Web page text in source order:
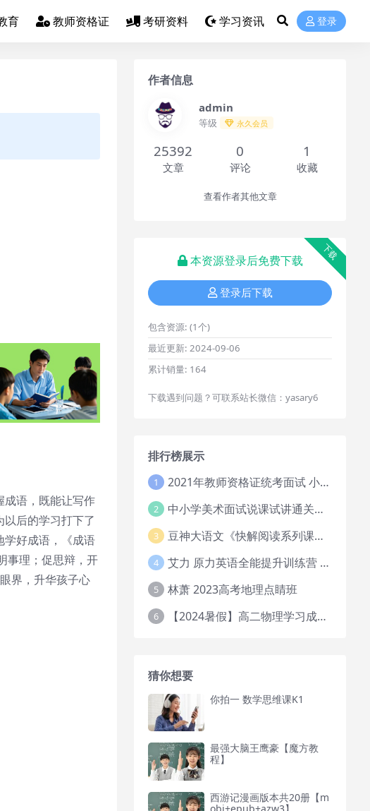
育 教师资格证 考研资料 学习资讯 登录
成语，既能让写作
后的学习打下了
学好成语，《成语
事理；促思辩，开
界，升华孩子心
作者信息
admin
等级 永久会员
25392
文章
0
评论
1
收藏
查看作者其他文章
下载
本资源登录后免费下载
登录后下载
包含资源: (1个)
最近更新: 2024-09-06
累计销量: 164
下载遇到问题？可联系站长微信：yasary6
排行榜展示
1 2021年教师资格证统考面试 小学教资资料试讲+答辩
2 中小学美术面试说课试讲通关班14讲（辅助资料第一套）
3 豆神大语文《快解阅读系列课教程完整》
4 艾力 原力英语全能提升训练营 151G网课大合集
5 林萧 2023高考地理点睛班
6 【2024暑假】高二物理学习成长与规划系统1期
猜你想要
你拍一 数学思维课K1
最强大脑王鹰豪【魔方教
程】
西游记漫画版本共20册【m
obi+epub+azw3】